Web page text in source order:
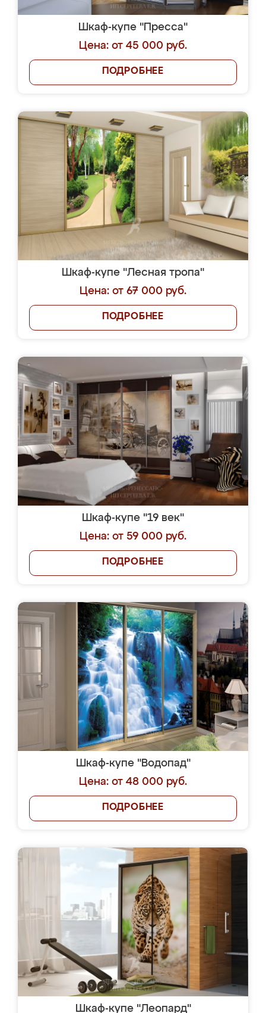
Шкаф-купе "Пресса"
Цена: от 45 000 руб.
ПОДРОБНЕЕ
Шкаф-купе "Лесная тропа"
Цена: от 67 000 руб.
ПОДРОБНЕЕ
Шкаф-купе "19 век"
Цена: от 59 000 руб.
ПОДРОБНЕЕ
Шкаф-купе "Водопад"
Цена: от 48 000 руб.
ПОДРОБНЕЕ
Шкаф-купе "Леопард"